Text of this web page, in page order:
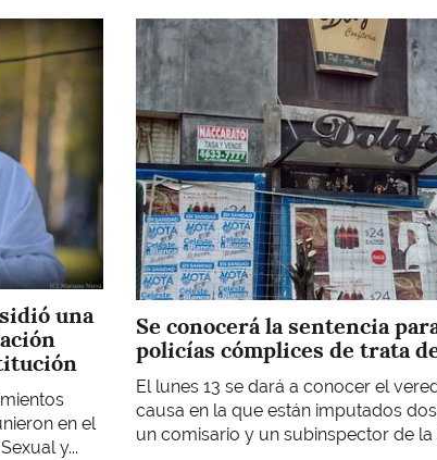
una
en el
y...
Imagen
Se conocerá la sentencia
policías cómplices de trata
El lunes 13 se dará a conocer el
causa en la que están imputados
un comisario y un subinspector de la